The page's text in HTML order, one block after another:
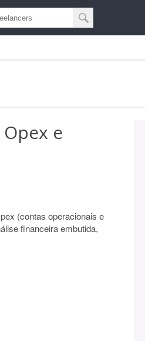
e
(contas operacionais e
financeira embutida,